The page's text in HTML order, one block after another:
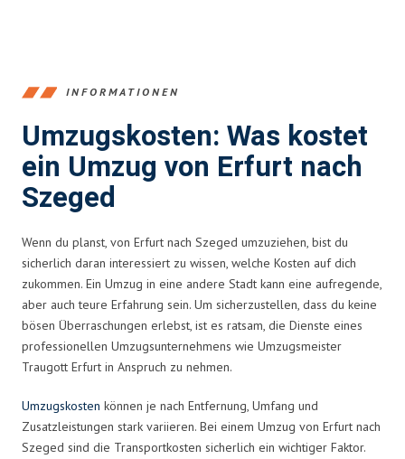
INFORMATIONEN
Umzugskosten: Was kostet
ein Umzug von Erfurt nach
Szeged
Wenn du planst, von Erfurt nach Szeged umzuziehen, bist du
sicherlich daran interessiert zu wissen, welche Kosten auf dich
zukommen. Ein Umzug in eine andere Stadt kann eine aufregende,
aber auch teure Erfahrung sein. Um sicherzustellen, dass du keine
bösen Überraschungen erlebst, ist es ratsam, die Dienste eines
professionellen Umzugsunternehmens wie Umzugsmeister
Traugott Erfurt in Anspruch zu nehmen.
Umzugskosten können je nach Entfernung, Umfang und
Zusatzleistungen stark variieren. Bei einem Umzug von Erfurt nach
Szeged sind die Transportkosten sicherlich ein wichtiger Faktor.